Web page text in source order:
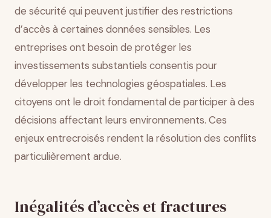
de sécurité qui peuvent justifier des restrictions
d’accès à certaines données sensibles. Les
entreprises ont besoin de protéger les
investissements substantiels consentis pour
développer les technologies géospatiales. Les
citoyens ont le droit fondamental de participer à des
décisions affectant leurs environnements. Ces
enjeux entrecroisés rendent la résolution des conflits
particulièrement ardue.
Inégalités d’accès et fractures